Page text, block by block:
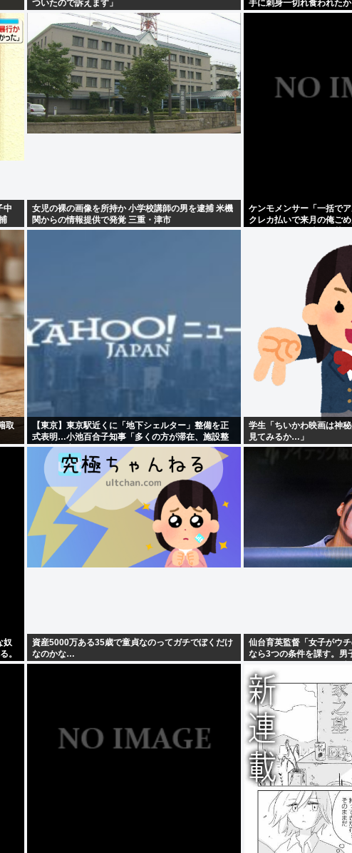
ついたので訴えます」 手に刺身一切れ食われた
中
女児の裸の画像を所持か 小学校講師の男を逮捕 米機
関からの情報提供で発覚 三重・津市
ケンモメンサー「一括で
クレカ払いで来月の俺ご
取
【東京】東京駅近くに「地下シェルター」整備を正
式表明…小池百合子知事「多くの方が滞在、施設整
備の効果高い」
学生「ちいかわ映画は神
見てみるか…」
奴
。
資産5000万ある35歳で童貞なのってガチでぼくだけ
なのかな…
仙台育英監督「女子がウ
なら3つの条件を課す。男